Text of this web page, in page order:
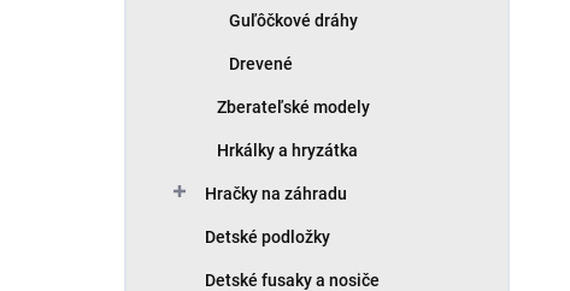
Guľôčkové dráhy
Drevené
Zberateľské modely
Hrkálky a hryzátka
Hračky na záhradu
Detské podložky
Detské fusaky a nosiče